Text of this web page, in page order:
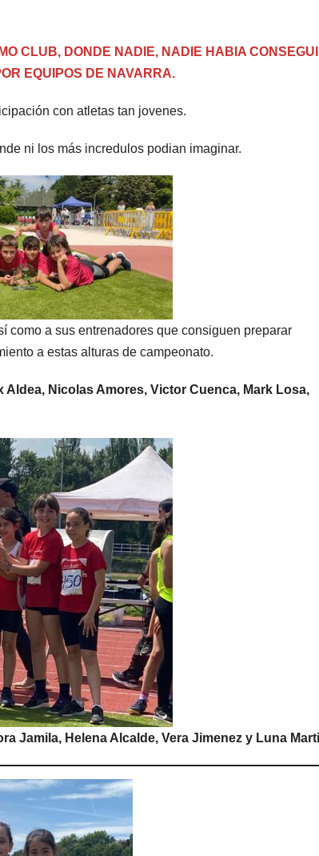
CLUB, DONDE NADIE, NADIE HABIA
EQUIPOS DE NAVARRA.
con atletas tan jovenes.
ni los más incredulos podian imaginar.
como a sus entrenadores que consiguen preparar
a estas alturas de campeonato.
Nicolas Amores, Victor Cuenca, Mark Losa,
Jamila, Helena Alcalde, Vera Jimenez y Luna